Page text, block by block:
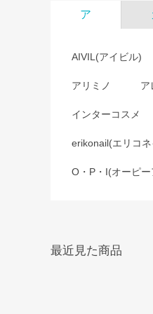
ア
AIVIL(アイビル)
アリミノ ア
インターコスメ
erikonail(エリコ
O・P・I(オーピー
最近見た商品